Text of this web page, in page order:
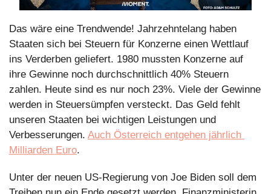
Das wäre eine Trendwende! Jahrzehntelang haben
Staaten sich bei Steuern für Konzerne einen Wettlauf
ins Verderben geliefert. 1980 mussten Konzerne auf
ihre Gewinne noch durchschnittlich 40% Steuern
zahlen. Heute sind es nur noch 23%. Viele der Gewinne
werden in Steuersümpfen versteckt. Das Geld fehlt
unseren Staaten bei wichtigen Leistungen und
Verbesserungen. Auch Österreich entgehen jährlich
Milliarden Euro.
Unter der neuen US-Regierung von Joe Biden soll dem